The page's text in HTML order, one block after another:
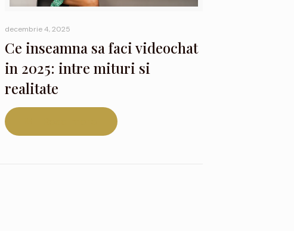
decembrie 4, 2025
Ce inseamna sa faci videochat
in 2025: intre mituri si
realitate